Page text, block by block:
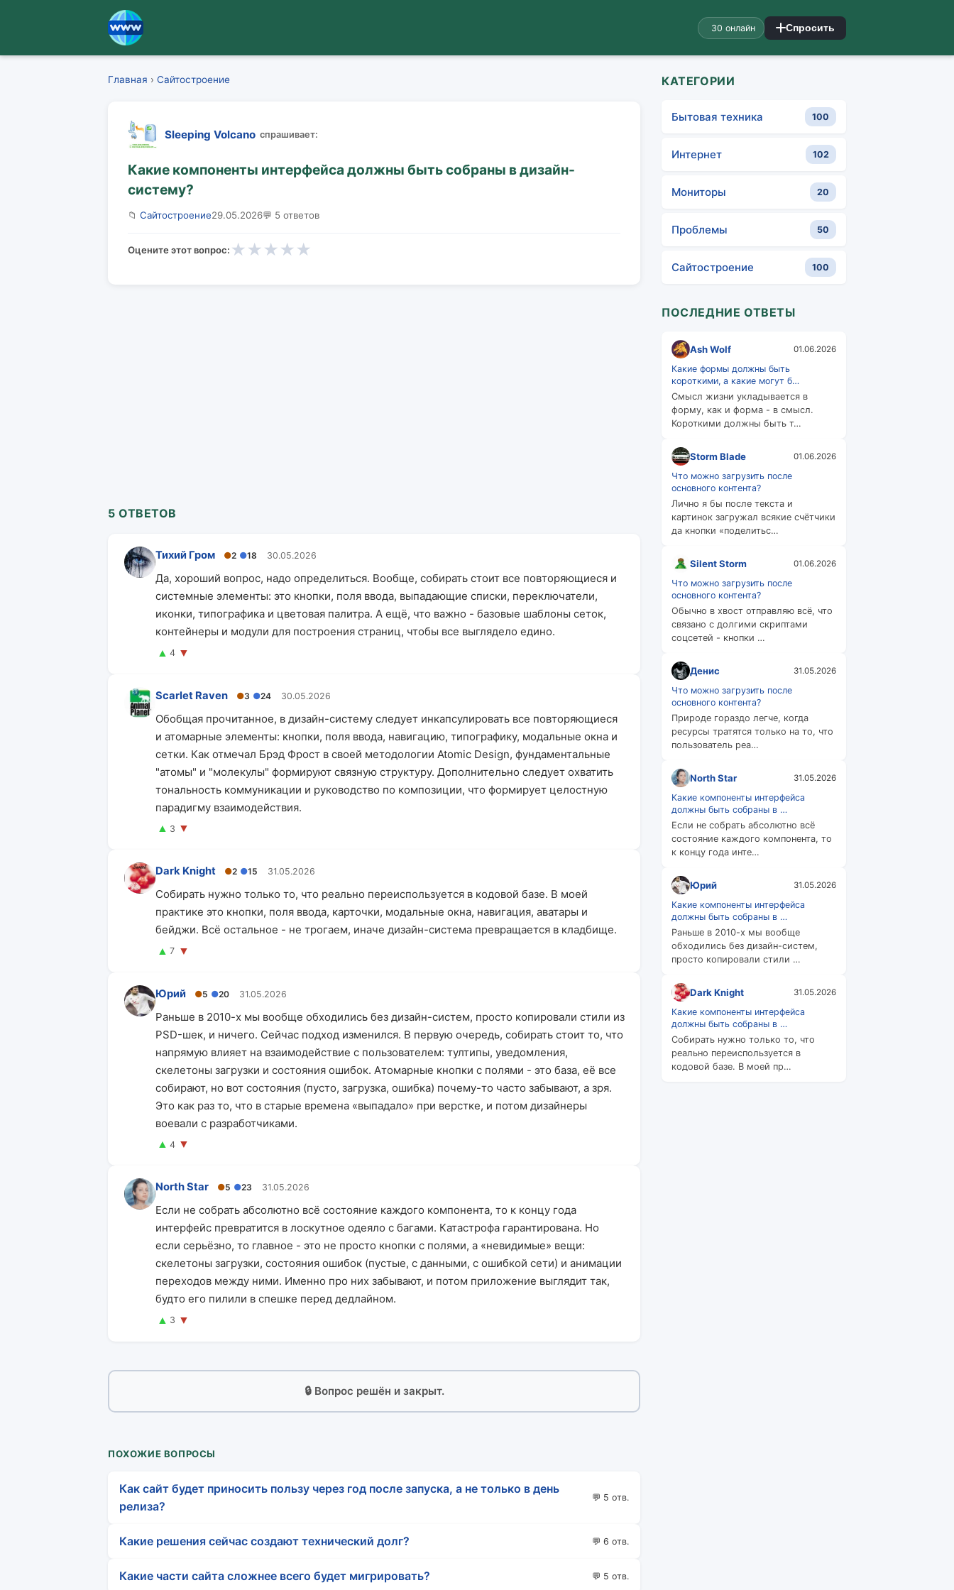
30 онлайн Спросить
Главная › Сайтостроение
Sleeping Volcano спрашивает:
Какие компоненты интерфейса должны быть собраны в дизайн-
систему?
📁 Сайтостроение29.05.2026💬 5 ответов
Оцените этот вопрос: ★ ★ ★ ★ ★
5 ОТВЕТОВ
Тихий Гром ●2 ●18 30.05.2026
Да, хороший вопрос, надо определиться. Вообще, собирать стоит все повторяющиеся и
системные элементы: это кнопки, поля ввода, выпадающие списки, переключатели,
иконки, типографика и цветовая палитра. А ещё, что важно - базовые шаблоны сеток,
контейнеры и модули для построения страниц, чтобы все выглядело едино.
▲ 4 ▼
Scarlet Raven ●3 ●24 30.05.2026
Обобщая прочитанное, в дизайн-систему следует инкапсулировать все повторяющиеся
и атомарные элементы: кнопки, поля ввода, навигацию, типографику, модальные окна и
сетки. Как отмечал Брэд Фрост в своей методологии Atomic Design, фундаментальные
"атомы" и "молекулы" формируют связную структуру. Дополнительно следует охватить
тональность коммуникации и руководство по композиции, что формирует целостную
парадигму взаимодействия.
▲ 3 ▼
Dark Knight ●2 ●15 31.05.2026
Собирать нужно только то, что реально переиспользуется в кодовой базе. В моей
практике это кнопки, поля ввода, карточки, модальные окна, навигация, аватары и
бейджи. Всё остальное - не трогаем, иначе дизайн-система превращается в кладбище.
▲ 7 ▼
Юрий ●5 ●20 31.05.2026
Раньше в 2010-х мы вообще обходились без дизайн-систем, просто копировали стили из
PSD-шек, и ничего. Сейчас подход изменился. В первую очередь, собирать стоит то, что
напрямую влияет на взаимодействие с пользователем: тултипы, уведомления,
скелетоны загрузки и состояния ошибок. Атомарные кнопки с полями - это база, её все
собирают, но вот состояния (пусто, загрузка, ошибка) почему-то часто забывают, а зря.
Это как раз то, что в старые времена «выпадало» при верстке, и потом дизайнеры
воевали с разработчиками.
▲ 4 ▼
North Star ●5 ●23 31.05.2026
Если не собрать абсолютно всё состояние каждого компонента, то к концу года
интерфейс превратится в лоскутное одеяло с багами. Катастрофа гарантирована. Но
если серьёзно, то главное - это не просто кнопки с полями, а «невидимые» вещи:
скелетоны загрузки, состояния ошибок (пустые, с данными, с ошибкой сети) и анимации
переходов между ними. Именно про них забывают, и потом приложение выглядит так,
будто его пилили в спешке перед дедлайном.
▲ 3 ▼
🔒 Вопрос решён и закрыт.
ПОХОЖИЕ ВОПРОСЫ
Как сайт будет приносить пользу через год после запуска, а не только в день
релиза?
💬 5 отв.
Какие решения сейчас создают технический долг? 💬 6 отв.
Какие части сайта сложнее всего будет мигрировать? 💬 5 отв.
КАТЕГОРИИ
Бытовая техника 100
Интернет 102
Мониторы 20
Проблемы 50
Сайтостроение 100
ПОСЛЕДНИЕ ОТВЕТЫ
Ash Wolf 01.06.2026
Какие формы должны быть
короткими, а какие могут б…
Смысл жизни укладывается в
форму, как и форма - в смысл.
Короткими должны быть т…
Storm Blade 01.06.2026
Что можно загрузить после
основного контента?
Лично я бы после текста и
картинок загружал всякие счётчики
да кнопки «поделитьс…
Silent Storm 01.06.2026
Что можно загрузить после
основного контента?
Обычно в хвост отправляю всё, что
связано с долгими скриптами
соцсетей - кнопки …
Денис 31.05.2026
Что можно загрузить после
основного контента?
Природе гораздо легче, когда
ресурсы тратятся только на то, что
пользователь реа…
North Star 31.05.2026
Какие компоненты интерфейса
должны быть собраны в …
Если не собрать абсолютно всё
состояние каждого компонента, то
к концу года инте…
Юрий 31.05.2026
Какие компоненты интерфейса
должны быть собраны в …
Раньше в 2010-х мы вообще
обходились без дизайн-систем,
просто копировали стили …
Dark Knight 31.05.2026
Какие компоненты интерфейса
должны быть собраны в …
Собирать нужно только то, что
реально переиспользуется в
кодовой базе. В моей пр…